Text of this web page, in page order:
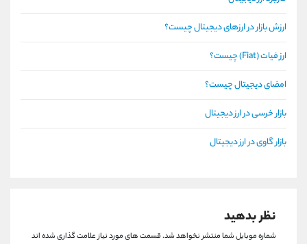
ارزش بازار در ارزهای دیجیتال چیست؟
ارز فیات (Fiat) چیست؟
امضای دیجیتال چیست؟
بازار خرسی در ارز دیجیتال
بازار گاوی در ارز دیجیتال
نظر بدهید
شماره موبایل شما منتشر نخواهد شد.قسمت های مورد نیاز علامت گذاری شده اند